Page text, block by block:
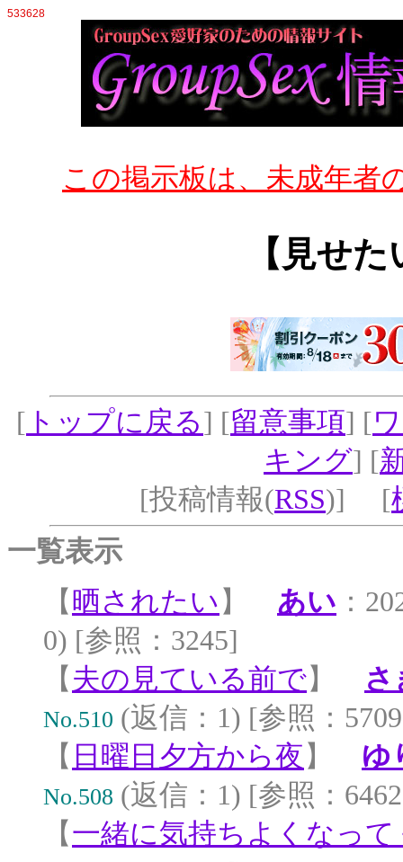
533628
この掲示板は、未成年者
【見せ
[ トップに戻る] [留意事項] [
キング] [
[投稿情報(RSS)] [
一覧表示
【 晒されたい 】 あい ：
0) [参照：3245]
【 夫の見ている前で】 さ
No.510 (返信：1) [参照：
【 日曜日夕方から夜 】 ゆ
No.508 (返信：1) [参照：
【 一緒に気持ちよくなっ